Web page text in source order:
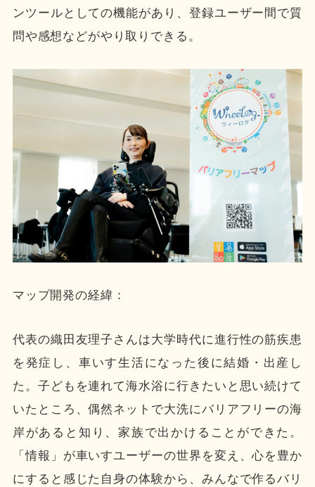
ンツールとしての機能があり、登録ユーザー間で質
問や感想などがやり取りできる。
マップ開発の経緯：
代表の織田友理子さんは大学時代に進行性の筋疾患
を発症し、車いす生活になった後に結婚・出産し
た。子どもを連れて海水浴に行きたいと思い続けて
いたところ、偶然ネットで大洗にバリアフリーの海
岸があると知り、家族で出かけることができた。
「情報」が車いすユーザーの世界を変え、心を豊か
にすると感じた自身の体験から、みんなで作るバリ